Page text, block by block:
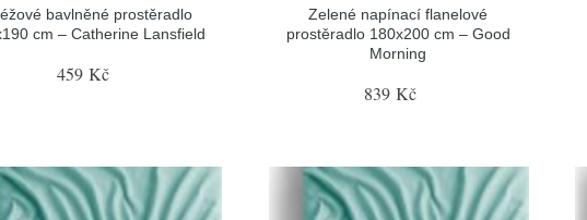
bavlněné prostěradlo
cm – Catherine Lansfield
459 Kč
Zelené napínací flanelové
prostěradlo 180x200 cm – Good
Morning
839 Kč